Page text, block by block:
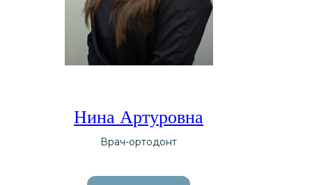
Нина Артуровна
Врач-ортодонт